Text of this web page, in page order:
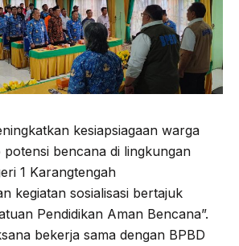
kesiapsiagaan warga
bencana di lingkungan
1 Karangtengah
kegiatan sosialisasi bertajuk
Pendidikan Aman Bencana”.
bekerja sama dengan BPBD